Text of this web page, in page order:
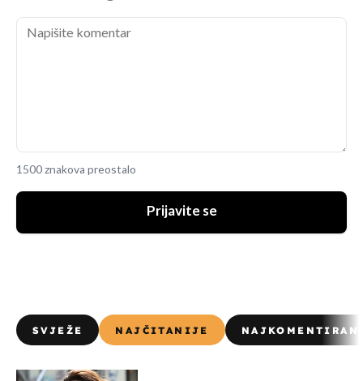
1500 znakova preostalo
Prijavite se
SVJEŽE NAJČITANIJE